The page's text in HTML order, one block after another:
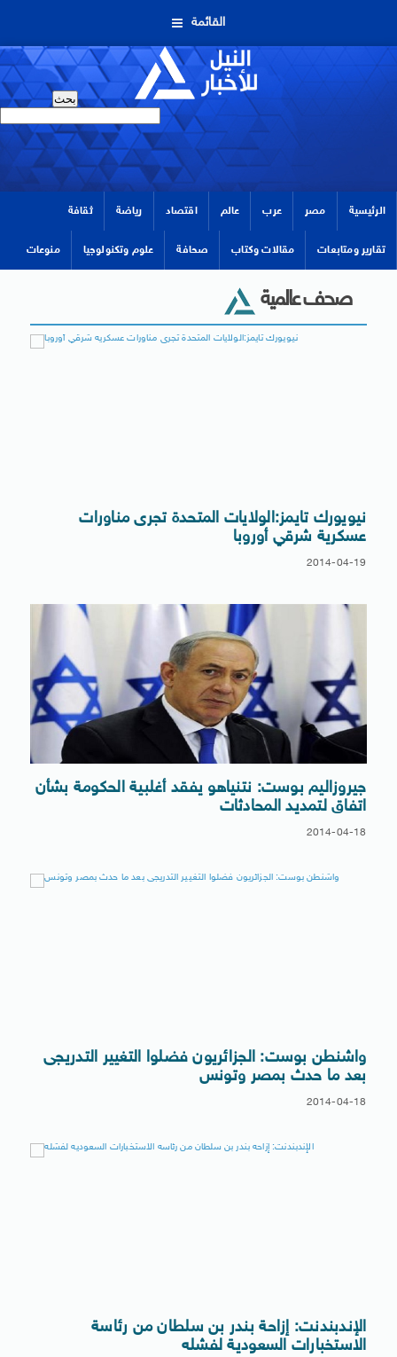
القائمة
الرئيسية مصر عرب عالم اقتصاد رياضة ثقافة
تقارير ومتابعات مقالات وكتاب صحافة علوم وتكنولوجيا منوعات
صحف عالمية
نيويورك تايمز:الولايات المتحدة تجرى مناورات
عسكرية شرقي أوروبا
2014-04-19
جيروزاليم بوست: نتنياهو يفقد أغلبية الحكومة بشأن
اتفاق لتمديد المحادثات
2014-04-18
واشنطن بوست: الجزائريون فضلوا التغيير التدريجى
بعد ما حدث بمصر وتونس
2014-04-18
الإندبندنت: إزاحة بندر بن سلطان من رئاسة
الاستخبارات السعودية لفشله